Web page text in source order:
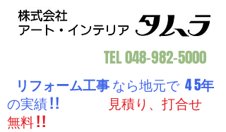
TEL048-982-5000
リフォーム工事なら地元で 4 5年
の実績 ! !
見積り、打合せ
無料 ! !